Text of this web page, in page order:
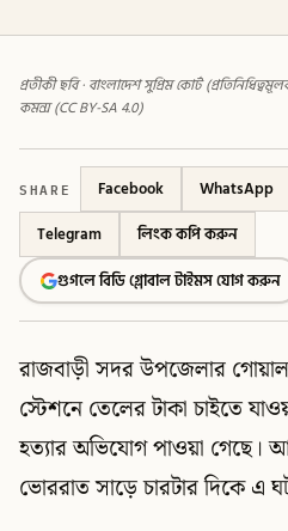
প্রতীকী ছবি · বাংলাদেশ সুপ্রিম কোর্ট
কমন্স (CC BY-SA 4.0)
SHARE Facebook WhatsApp
Telegram
লিংক কপি করুন
গুগলে বিডি গ্লোবাল টাইমস যোগ করুন
রাজবাড়ী সদর উপজেলার
স্টেশনে তেলের টাকা চাইতে
হত্যার অভিযোগ পাওয়া গেছে।
ভোররাত সাড়ে চারটার দিকে এ